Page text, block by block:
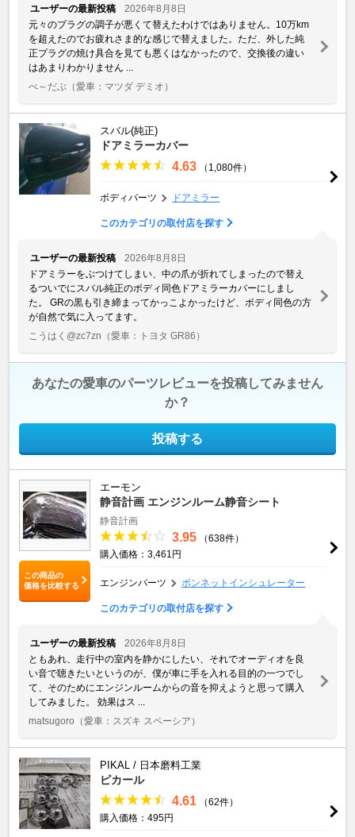
ユーザーの最新投稿
2026年8月8日
元々のプラグの調子が悪くて替えたわけではありません。10万km
を超えたのでお疲れさま的な感じで替えました。ただ、外した純
正プラグの焼け具合を見ても悪くはなかったので、交換後の違い
はあまりわかりません ...
べ～だぶ （愛車：マツダ デミオ）
スバル(純正)
ドアミラーカバー
4.63 （1,080件）
ボディパーツ ドアミラー
このカテゴリの取付店を探す
ユーザーの最新投稿
2026年8月8日
ドアミラーをぶつけてしまい、中の爪が折れてしまったので替え
るついでにスバル純正のボディ同色ドアミラーカバーにしまし
た。 GRの黒も引き締まってかっこよかったけど、ボディ同色の方
が自然で気に入ってます。
こうはく@zc7zn （愛車：トヨタ GR86）
あなたの愛車のパーツレビューを投稿してみません
か？
投稿する
この商品の
価格を比較する
エーモン
静音計画 エンジンルーム静音シート
静音計画
3.95
（638件）
購入価格：3,461円
エンジンパーツ ボンネットインシュレーター
このカテゴリの取付店を探す
ユーザーの最新投稿
2026年8月8日
ともあれ、走行中の室内を静かにしたい、それでオーディオを良
い音で聴きたいというのが、僕が車に手を入れる目的の一つでし
て、そのためにエンジンルームからの音を抑えようと思って購入
してみました。 効果はス ...
matsugoro （愛車：スズキ スペーシア）
PIKAL / 日本磨料工業
ピカール
4.61
（62件）
購入価格：495円